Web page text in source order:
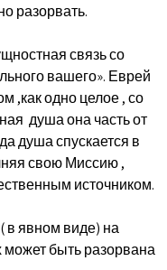
разорвать.
связь со
вашего». Еврей
,как одно целое , со
душа она часть от
душа спускается в
свою Миссию ,
источником.
в явном виде) на
быть разорвана